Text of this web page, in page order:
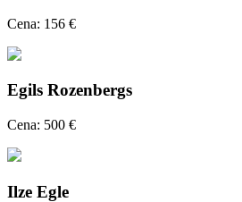
Cena: 156 €
Egils Rozenbergs
Cena: 500 €
Ilze Egle